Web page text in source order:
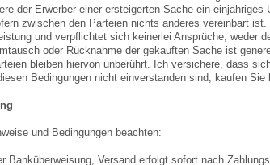
der Erwerber einer ersteigerten Sache ein
zwischen den Parteien nichts anderes vereinbart
und verpflichtet sich keinerlei Ansprüche, weder
oder Rücknahme der gekauften Sache ist
bleiben hiervon unberührt. Ich versichere, dass
Bedingungen nicht einverstanden sind, kaufen Sie
und Bedingungen beachten:
Banküberweisung, Versand erfolgt sofort nach